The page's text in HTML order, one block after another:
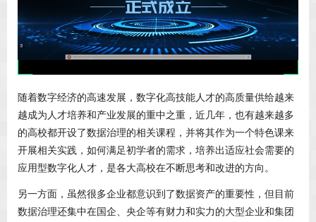
随着数字经济的高速发展，数字化高技能人才的高质量供给越来
越成为人才培养和产业发展的重中之重，近几年，也有越来越多
的高校都开设了数据治理的相关课程，并将其作为一个特色课来
开展相关实践，如何满足初学者的需求，培养出适应社会需要的
应用型数字化人才，是各大高校在不断思考和改进的方向。
另一方面，虽然很多企业都意识到了数据资产的重要性，但目前
数据治理还集中在国企、央企等有财力和实力的大型企业和集团